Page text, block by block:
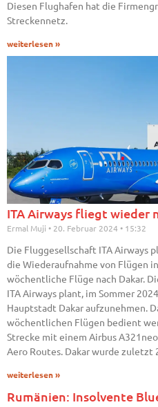
Diesen Flughafen hat die
Streckennetz.
weiterlesen »
ITA Airways fliegt wieder
Ermal Muji 20. Februar 2024 15:32
Die Fluggesellschaft ITA Airways
die Wiederaufnahme von Flügen
wöchentliche Flüge nach Dakar.
ITA Airways plant, im Sommer
Hauptstadt Dakar aufzunehmen.
wöchentlichen Flügen bedient
Strecke mit einem Airbus
Aero Routes. Dakar wurde zuletzt
weiterlesen »
Rumänien: Insolvente